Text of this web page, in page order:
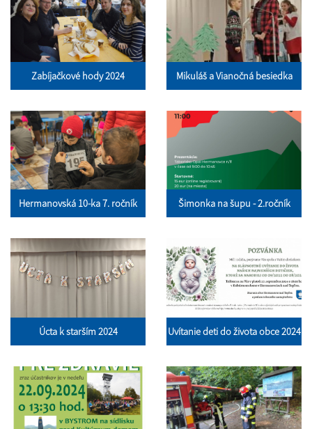
Zabíjačkové hody 2024 Mikuláš a Vianočná besiedka
Hermanovská 10-ka 7. ročník Šimonka na šupu - 2.ročník
Úcta k starším 2024 Uvítanie deti do života obce 2024